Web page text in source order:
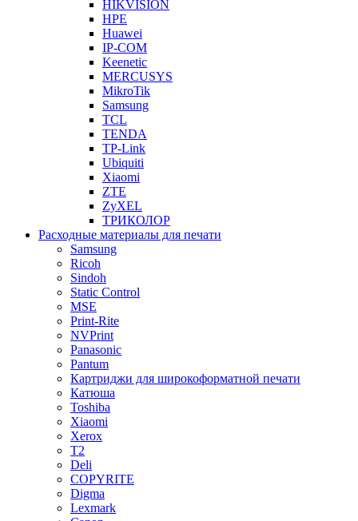
HIKVISION
HPE
Huawei
IP-COM
Keenetic
MERCUSYS
MikroTik
Samsung
TCL
TENDA
TP-Link
Ubiquiti
Xiaomi
ZTE
ZyXEL
ТРИКОЛОР
Расходные материалы для печати
Samsung
Ricoh
Sindoh
Static Control
MSE
Print-Rite
NVPrint
Panasonic
Pantum
Картриджи для широкоформатной печати
Катюша
Toshiba
Xiaomi
Xerox
T2
Deli
COPYRITE
Digma
Lexmark